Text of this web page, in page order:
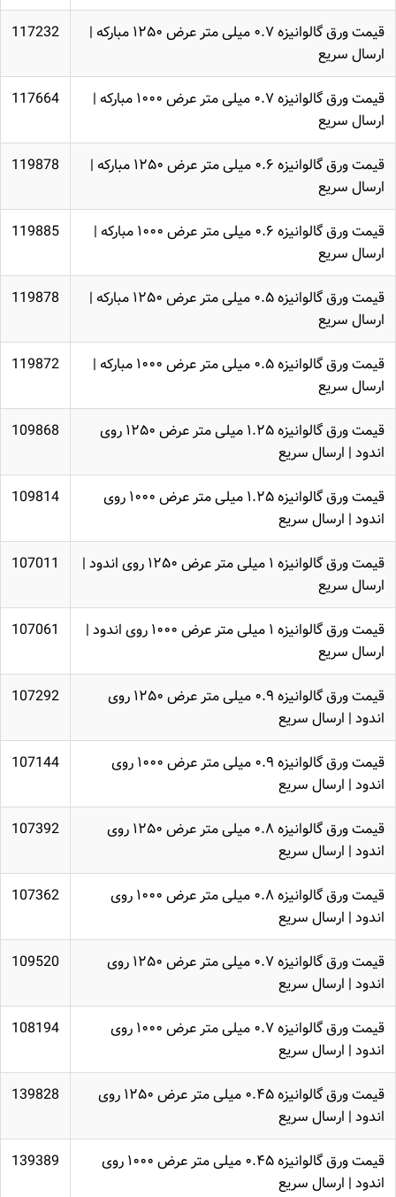
قیمت ورق گالوانیزه ۰.۷ میلی متر عرض ۱۲۵۰ مبارکه |
ارسال سریع
117232
قیمت ورق گالوانیزه ۰.۷ میلی متر عرض ۱۰۰۰ مبارکه |
ارسال سریع
117664
قیمت ورق گالوانیزه ۰.۶ میلی متر عرض ۱۲۵۰ مبارکه |
ارسال سریع
119878
قیمت ورق گالوانیزه ۰.۶ میلی متر عرض ۱۰۰۰ مبارکه |
ارسال سریع
119885
قیمت ورق گالوانیزه ۰.۵ میلی متر عرض ۱۲۵۰ مبارکه |
ارسال سریع
119878
قیمت ورق گالوانیزه ۰.۵ میلی متر عرض ۱۰۰۰ مبارکه |
ارسال سریع
119872
قیمت ورق گالوانیزه ۱.۲۵ میلی متر عرض ۱۲۵۰ روی
اندود | ارسال سریع
109868
قیمت ورق گالوانیزه ۱.۲۵ میلی متر عرض ۱۰۰۰ روی
اندود | ارسال سریع
109814
قیمت ورق گالوانیزه ۱ میلی متر عرض ۱۲۵۰ روی اندود |
ارسال سریع
107011
قیمت ورق گالوانیزه ۱ میلی متر عرض ۱۰۰۰ روی اندود |
ارسال سریع
107061
قیمت ورق گالوانیزه ۰.۹ میلی متر عرض ۱۲۵۰ روی
اندود | ارسال سریع
107292
قیمت ورق گالوانیزه ۰.۹ میلی متر عرض ۱۰۰۰ روی
اندود | ارسال سریع
107144
قیمت ورق گالوانیزه ۰.۸ میلی متر عرض ۱۲۵۰ روی
اندود | ارسال سریع
107392
قیمت ورق گالوانیزه ۰.۸ میلی متر عرض ۱۰۰۰ روی
اندود | ارسال سریع
107362
قیمت ورق گالوانیزه ۰.۷ میلی متر عرض ۱۲۵۰ روی
اندود | ارسال سریع
109520
قیمت ورق گالوانیزه ۰.۷ میلی متر عرض ۱۰۰۰ روی
اندود | ارسال سریع
108194
قیمت ورق گالوانیزه ۰.۴۵ میلی متر عرض ۱۲۵۰ روی
اندود | ارسال سریع
139828
قیمت ورق گالوانیزه ۰.۴۵ میلی متر عرض ۱۰۰۰ روی
اندود | ارسال سریع
139389